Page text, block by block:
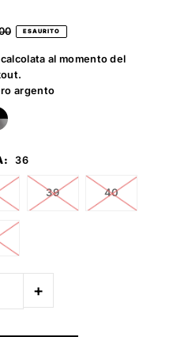
ESAURITO
calcolata al momento del
argento
36
39 40
+